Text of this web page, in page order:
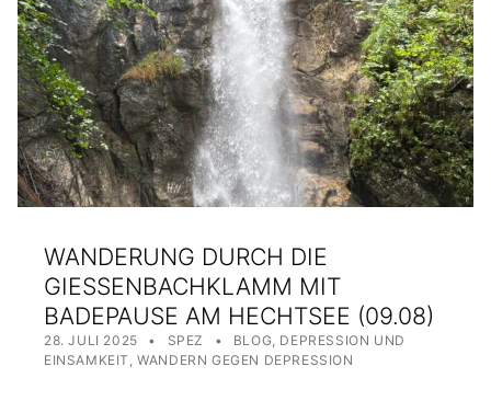
WANDERUNG DURCH DIE
GIESSENBACHKLAMM MIT B
ADEPAUSE AM HECHTSEE (09.08)
POSTED ON:
28. JULI 2025
WRITTEN BY:
SPEZ CATEGORIZED IN:
BLOG, DEPRESSION UND
EINSAMKEIT ,WANDERN GEGEN DEPRESSION